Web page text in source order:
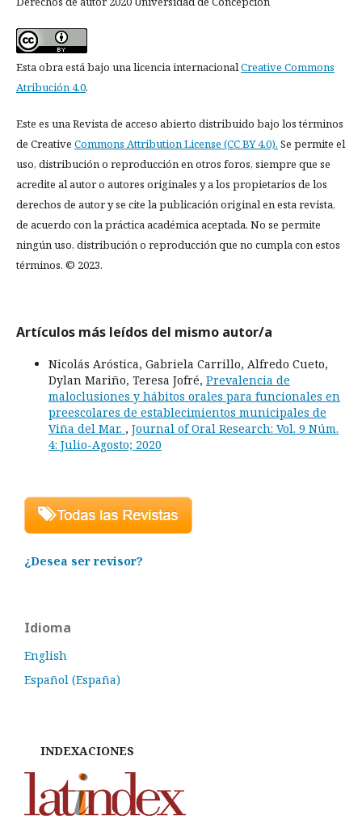
Esta obra está bajo una licencia internacionalCreative Commons
Atribución 4.0.
Este es una Revista de acceso abierto distribuido bajo los términos
de Creative Commons Attribution License (CC BY 4.0). Se permite el
uso, distribución o reproducción en otros foros, siempre que se
acredite al autor o autores originales y a los propietarios de los
derechos de autor y se cite la publicación original en esta revista,
de acuerdo con la práctica académica aceptada. No se permite
ningún uso, distribución o reproducción que no cumpla con estos
términos. © 2023.
Artículos más leídos del mismo autor/a
Nicolás Aróstica, Gabriela Carrillo, Alfredo Cueto,
Dylan Mariño, Teresa Jofré, Prevalencia de
maloclusiones y hábitos orales para funcionales en
preescolares de establecimientos municipales de
Viña del Mar. , Journal of Oral Research: Vol. 9 Núm.
4: Julio-Agosto; 2020
¿Desea ser revisor?
Idioma
English
Español (España)
INDEXACIONES